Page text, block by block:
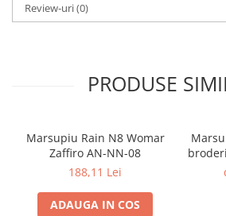
Review-uri(0)
PRODUSE
Marsupiu Rain N8 Womar
Zaffiro AN-NN-08
188,11 Lei
ADAUGA IN COS